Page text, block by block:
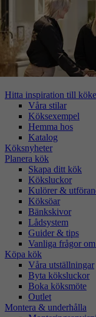
Hitta inspiration till
Våra stilar
Köksexempel
Hemma hos
Katalog
Köksnyheter
Planera kök
Skapa ditt kök
Köksluckor
Kulörer &
Köksöar
Bänkskivor
Lådsystem
Guider & tips
Vanliga frågor
Köpa kök
Våra utställningar
Byta köksluckor
Boka köksmöte
Outlet
Montera & underhålla